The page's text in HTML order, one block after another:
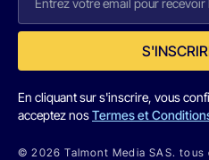
En cliquant sur s'inscrire, vous
acceptez nosTermes et
© 2026 Talmont Media SAS. tous